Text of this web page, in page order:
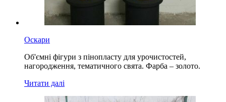
Оскари
Об'ємні фігури з пінопласту для урочистостей,
нагородження, тематичного свята. Фарба – золото.
Читати далі